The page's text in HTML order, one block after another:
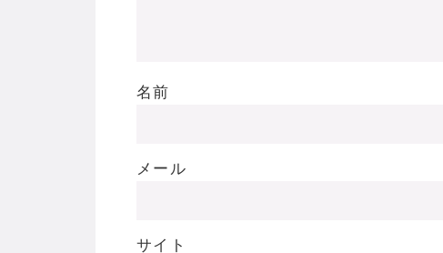
名前
メール
サイト